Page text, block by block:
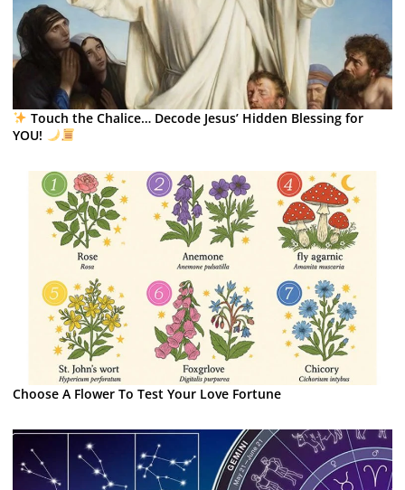
Touch the Chalice… Decode Jesus’ Hidden Blessing for
YOU!
Choose A Flower To Test Your Love Fortune